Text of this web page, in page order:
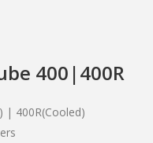
400|400R
| 400R(Cooled)